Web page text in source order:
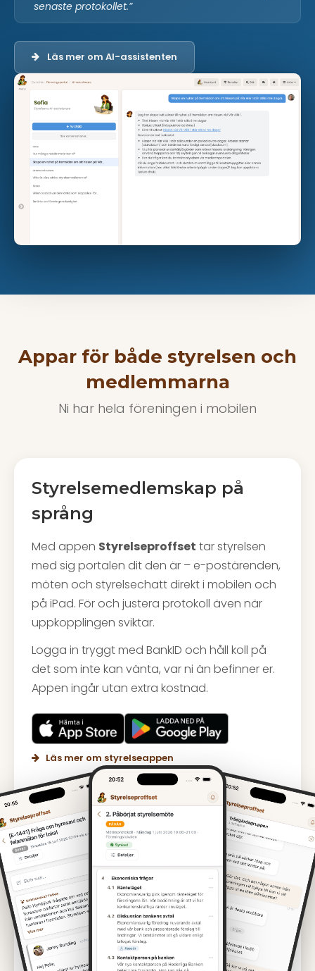
senaste protokollet.”
Läs mer om AI-assistenten
Appar för både styrelsen och
medlemmarna
Ni har hela föreningen i mobilen
Styrelsemedlemskap på
språng
Med appen Styrelseproffset tar styrelsen
med sig portalen dit den är – e-postärenden,
möten och styrelsechatt direkt i mobilen och
på iPad. För och justera protokoll även när
uppkopplingen sviktar.
Logga in tryggt med BankID och håll koll på
det som inte kan vänta, var ni än befinner er.
Appen ingår utan extra kostnad.
Läs mer om styrelseappen